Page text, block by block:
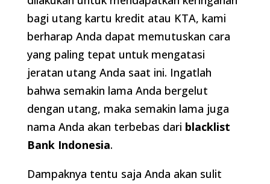
bagi utang kartu kredit atau KTA, kami
berharap Anda dapat memutuskan cara
yang paling tepat untuk mengatasi
jeratan utang Anda saat ini. Ingatlah
bahwa semakin lama Anda bergelut
dengan utang, maka semakin lama juga
nama Anda akan terbebas dari blacklist
Bank Indonesia.
Dampaknya tentu saja Anda akan sulit